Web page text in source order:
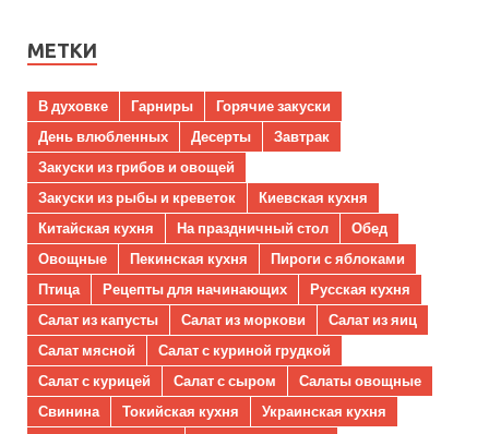
МЕТКИ
В духовке Гарниры
Горячие закуски
День влюбленных
Десерты
Завтрак
Закуски из грибов и овощей
Закуски из рыбы и креветок
Киевская кухня
Китайская кухня
На праздничный стол
Обед
Овощные
Пекинская кухня
Пироги с яблоками
Птица
Рецепты для начинающих
Русская кухня
Салат из капусты
Салат из моркови
Салат из яиц
Салат мясной
Салат с куриной грудкой
Салат с курицей
Салат с сыром
Салаты овощные
Свинина
Токийская кухня
Украинская кухня